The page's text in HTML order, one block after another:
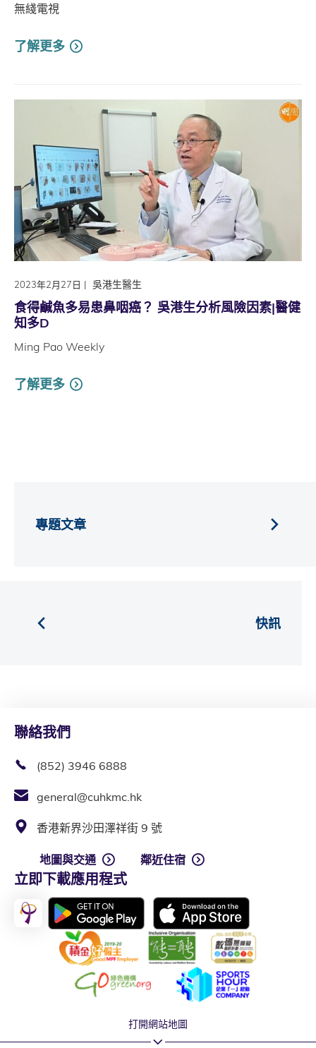
無綫電視
了解更多
2023年2月27日 | 吳港生醫生
食得鹹魚多易患鼻咽癌？ 吳港生分析風險因素|醫健
知多D
Ming Pao Weekly
了解更多
快訊
專題文章
聯絡我們
(852) 3946 6888
general@cuhkmc.hk
香港新界沙田澤祥街 9 號
地圖與交通 鄰近住宿
立即下載應用程式
打開網站地圖